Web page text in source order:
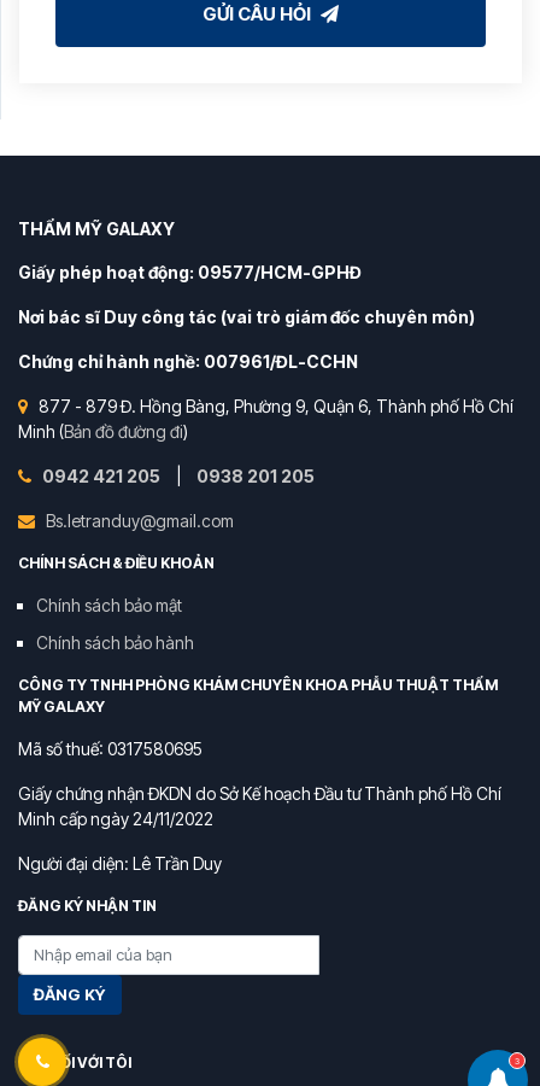
3
GỬI CÂU HỎI
THẨM MỸ GALAXY
Giấy phép hoạt động: 09577/HCM-GPHĐ
Nơi bác sĩ Duy công tác (vai trò giám đốc chuyên môn)
Chứng chỉ hành nghề: 007961/ĐL-CCHN
877 - 879 Đ. Hồng Bàng, Phường 9, Quận 6, Thành phố Hồ Chí
Minh (Bản đồ đường đi)
0942 421 205 0938 201 205
Bs.letranduy@gmail.com
CHÍNH SÁCH & ĐIỀU KHOẢN
Chính sách bảo mật
Chính sách bảo hành
CÔNG TY TNHH PHÒNG KHÁM CHUYÊN KHOA PHẪU THUẬT THẨM
MỸ GALAXY
Mã số thuế: 0317580695
Giấy chứng nhận ĐKDN do Sở Kế hoạch Đầu tư Thành phố Hồ Chí
Minh cấp ngày 24/11/2022
Người đại diện: Lê Trần Duy
ĐĂNG KÝ NHẬN TIN
ĐĂNG KÝ
KẾT NỐI VỚI TÔI